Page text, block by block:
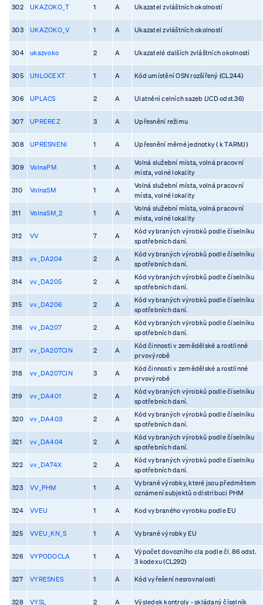
302 UKAZOKO_T 1 A Ukazatel zvláštních okolností
303 UKAZOKO_V 1 A Ukazatel zvláštních okolností
304 ukazvoko 2 A Ukazatelé dalších zvláštních okolností
305 UNLOCEXT 1 A Kód umístění OSN rozšířený (CL244)
306 UPLACS 2 A Ulatnění celních sazeb (JCD odst.36)
307 UPREREZ 3 A Upřesnění režimu
308 UPRESNENI 1 A Upřesnění měrné jednotky ( k TARMJ)
309 VolnaPM 1 A
Volná služební místa, volná pracovní
místa, volné lokality
310 VolnaSM 1 A
Volná služební místa, volná pracovní
místa, volné lokality
311 VolnaSM_2 1 A
Volná služební místa, volná pracovní
místa, volné lokality
312 VV 7 A
Kód vybraných výrobků podle číselníku
spotřebních daní.
313 vv_DA204 2 A
Kód vybraných výrobků podle číselníku
spotřebních daní.
314 vv_DA205 2 A
Kód vybraných výrobků podle číselníku
spotřebních daní.
315 vv_DA206 2 A
Kód vybraných výrobků podle číselníku
spotřebních daní.
316 vv_DA207 2 A
Kód vybraných výrobků podle číselníku
spotřebních daní.
317 vv_DA207CIN 2 A
Kód činnosti v zemědělské a rostlinné
prvovýrobě
318 vv_DA207CIN 3 A
Kód činnosti v zemědělské a rostlinné
prvovýrobě
319 vv_DA401 2 A
Kód vybraných výrobků podle číselníku
spotřebních daní.
320 vv_DA403 2 A
Kód vybraných výrobků podle číselníku
spotřebních daní.
321 vv_DA404 2 A
Kód vybraných výrobků podle číselníku
spotřebních daní.
322 vv_DA74X 2 A
Kód vybraných výrobků podle číselníku
spotřebních daní.
323 VV_PHM 1 A
Vybrané výrobky, které jsou předmětem
oznámení subjektů o distribuci PHM
324 VVEU 1 A Kod vybraného vyrobku podle EU
325 VVEU_KN_S 1 A Vybrané výrobky EU
326 VYPODOCLA 1 A
Výpočet dovozního cla podle čl. 86 odst.
3 kodexu (CL292)
327 VYRESNES 1 A Kód vyřešení nesrovnalosti
328 VYSL 2 A Výsledek kontroly - skládaný číselník